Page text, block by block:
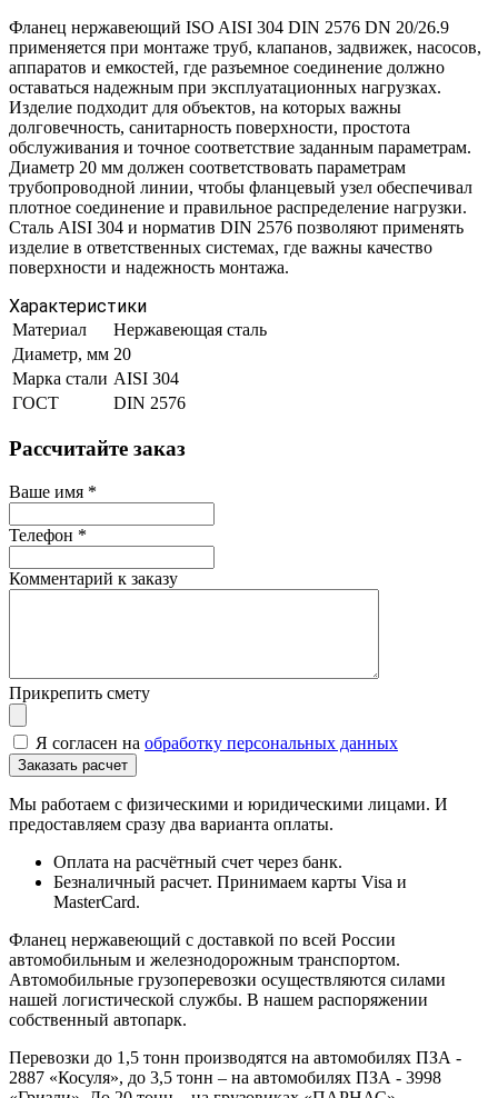
Фланец нержавеющий ISO AISI 304 DIN 2576 DN 20/26.9
применяется при монтаже труб, клапанов, задвижек, насосов,
аппаратов и емкостей, где разъемное соединение должно
оставаться надежным при эксплуатационных нагрузках.
Изделие подходит для объектов, на которых важны
долговечность, санитарность поверхности, простота
обслуживания и точное соответствие заданным параметрам.
Диаметр 20 мм должен соответствовать параметрам
трубопроводной линии, чтобы фланцевый узел обеспечивал
плотное соединение и правильное распределение нагрузки.
Сталь AISI 304 и норматив DIN 2576 позволяют применять
изделие в ответственных системах, где важны качество
поверхности и надежность монтажа.
Характеристики
Материал
Нержавеющая сталь
Диаметр, мм 20
Марка стали AISI 304
ГОСТ
DIN 2576
Рассчитайте заказ
Ваше имя *
Телефон *
Комментарий к заказу
Прикрепить смету
Я согласен на обработку персональных данных
Мы работаем с физическими и юридическими лицами. И
предоставляем сразу два варианта оплаты.
Оплата на расчётный счет через банк.
Безналичный расчет. Принимаем карты Visa и
MasterCard.
Фланец нержавеющий с доставкой по всей России
автомобильным и железнодорожным транспортом.
Автомобильные грузоперевозки осуществляются силами
нашей логистической службы. В нашем распоряжении
собственный автопарк.
Перевозки до 1,5 тонн производятся на автомобилях ПЗА -
2887 «Косуля», до 3,5 тонн – на автомобилях ПЗА - 3998